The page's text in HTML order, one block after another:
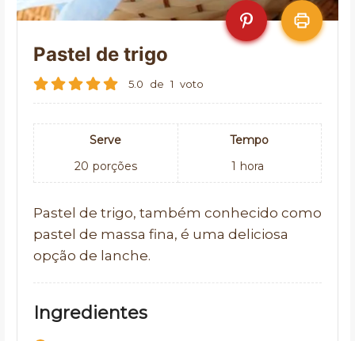
Pastel de trigo
5.0 de 1 voto
Serve
20 porções
Tempo
1 hora
Pastel de trigo, também conhecido como
pastel de massa fina, é uma deliciosa
opção de lanche.
Ingredientes